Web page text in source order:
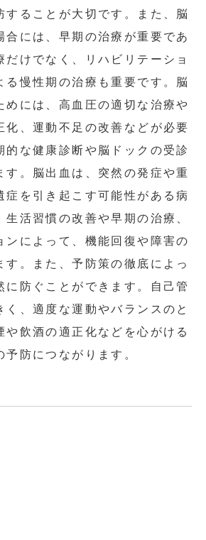
することが大切です。また、脳
合には、早期の治療が重要であ
だけでなく、リハビリテーショ
る慢性期の治療も重要です。脳
めには、高血圧の適切な治療や
化、運動不足の改善などが必要
的な健康診断や脳ドックの受診
。
脳出血は、突然の発症や重
症を引き起こす可能性がある病
生活習慣の改善や早期の治療、
ンによって、機能回復や障害の
す。また、予防策の徹底によっ
に防ぐことができます。自己管
く、適度な運動やバランスのと
や飲酒の適正化などを心がける
予防につながります。